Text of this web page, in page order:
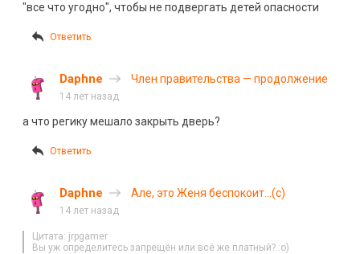
"все что угодно", чтобы не подвергать детей опасности
Ответить
Daphne Член правительства — продолжение
14 лет назад
а что регику мешало закрыть дверь?
Ответить
Daphne Але, это Женя беспокоит…(с)
14 лет назад
Цитата: jrpgamer
Вы уж определитесь запрещён или всё же платный? :о)